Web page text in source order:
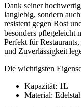
Dank seiner
langlebig, sondern
resistent gegen Rost
besonders pflegeleicht
Perfekt für
und Zuverlässigkeit
Die wichtigsten
Kapazität: 1L
Material: